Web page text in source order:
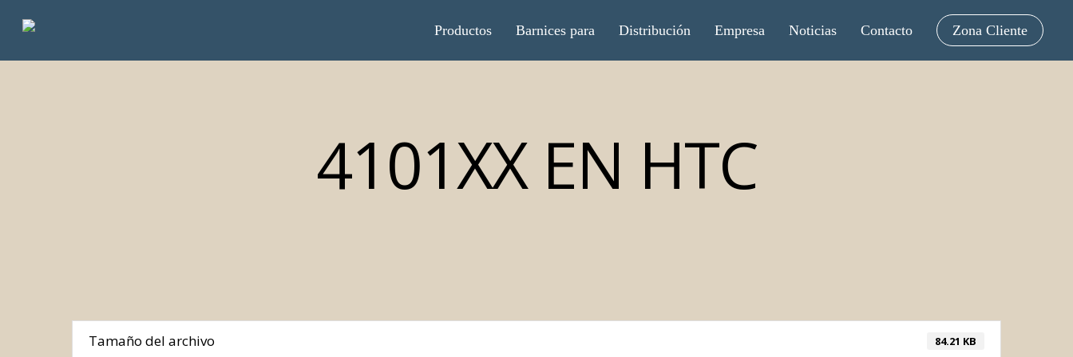
Productos Barnices para Distribución Empresa Noticias Contacto Zona Cliente
4101XX EN HTC
Tamaño del archivo 84.21 KB